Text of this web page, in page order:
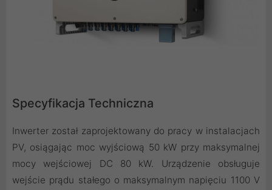
Specyfikacja Techniczna
Inwerter został zaprojektowany do pracy w instalacjach
PV, osiągając moc wyjściową 50 kW przy maksymalnej
mocy wejściowej DC 80 kW. Urządzenie obsługuje
wejście prądu stałego o maksymalnym napięciu 1100 V